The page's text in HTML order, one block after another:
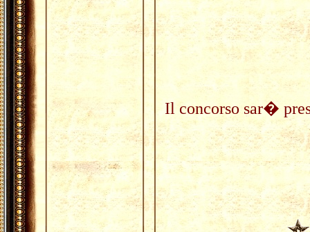
Il concorso sar�